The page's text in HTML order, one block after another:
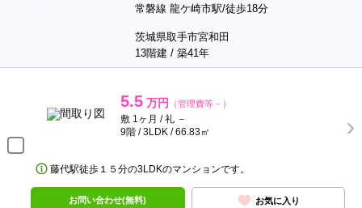
常磐線 龍ケ崎市駅/徒歩18分
茨城県取手市宮和田
13階建 / 築41年
5.5 万円 （管理費等－）
敷 1ヶ月 / 礼 －
9階 / 3LDK / 66.83㎡
藤代駅徒歩１５分の3LDKのマンションです。
お問い合わせ(無料) お気に入り